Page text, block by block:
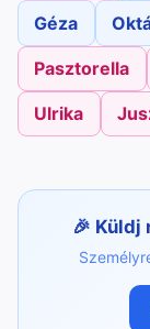
Géza
Pasztorella
Ulrika
Küldj